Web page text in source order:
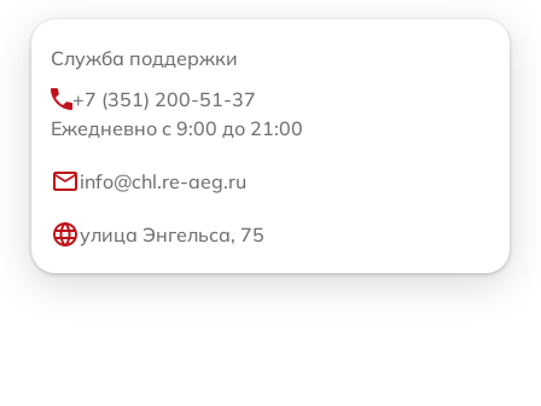
Служба поддержки
+7 (351) 200-51-37
Ежедневно с 9:00 до 21:00
info@chl.re-aeg.ru
улица Энгельса, 75